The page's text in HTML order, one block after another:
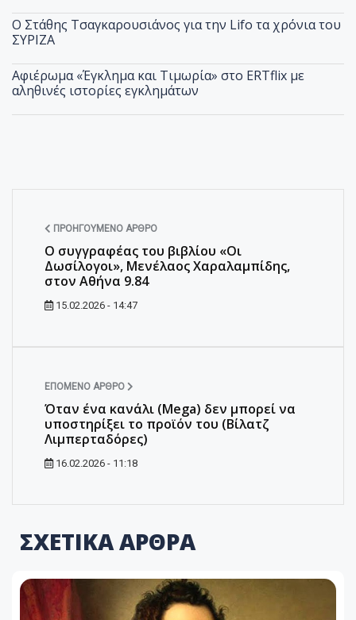
Ο Στάθης Τσαγκαρουσιάνος για την Lifo τα χρόνια του
ΣΥΡΙΖΑ
Αφιέρωμα «Έγκλημα και Τιμωρία» στο ERTflix με
αληθινές ιστορίες εγκλημάτων
ΠΡΟΗΓΟΎΜΕΝΟ ΆΡΘΡΟ
Ο συγγραφέας του βιβλίου «Οι
Δωσίλογοι», Μενέλαος Χαραλαμπίδης,
στον Αθήνα 9.84
15.02.2026 - 14:47
ΕΠΌΜΕΝΟ ΆΡΘΡΟ
Όταν ένα κανάλι (Mega) δεν μπορεί να
υποστηρίξει το προϊόν του (Βίλατζ
Λιμπερταδόρες)
16.02.2026 - 11:18
ΣΧΕΤΙΚΑ ΑΡΘΡΑ